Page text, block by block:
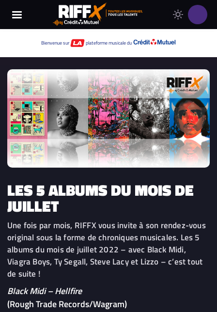
Bienvenue sur plateforme musicale du
Changer
de
RIFFX
Thème
clair
LES 5 ALBUMS DU MOIS DE
JUILLET
Une fois par mois, RIFFX vous invite à son rendez-vous
original sous la forme de chroniques musicales. Les 5
albums du mois de juillet 2022 – avec Black Midi,
Viagra Boys, Ty Segall, Steve Lacy et Lizzo – c’est tout
de suite !
Black Midi –Hellfire
(Rough Trade Records/Wagram)